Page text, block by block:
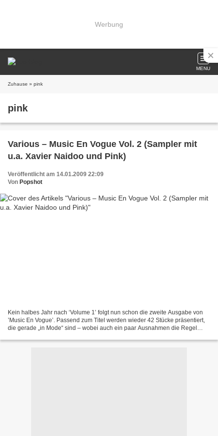
Werbung
MENU
Zuhause » pink
pink
Various – Music En Vogue Vol. 2 (Sampler mit
u.a. Xavier Naidoo und Pink)
Veröffentlicht am 14.01.2009 22:09
Von Popshot
Kein halbes Jahr nach ‘Volume 1’ folgt nun schon die zweite Ausgabe von
’Music En Vogue’. Passend zum Titel werden wieder 42 Stücke präsentiert,
die gerade „in Mode“ sind – wobei auch ein paar Ausnahmen die Regel